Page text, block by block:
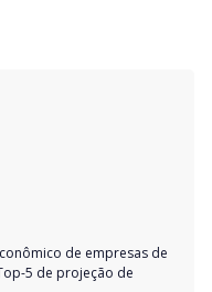
de empresas de
5 de projeção de